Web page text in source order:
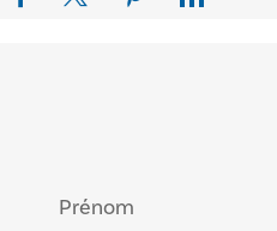
Prénom